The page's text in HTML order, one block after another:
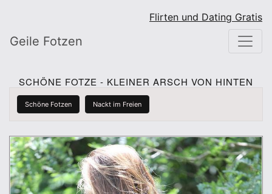
Geile Fotzen
Flirten und Dating Gratis
SCHÖNE FOTZE - KLEINER ARSCH VON HINTEN
Schöne Fotzen Nackt im Freien